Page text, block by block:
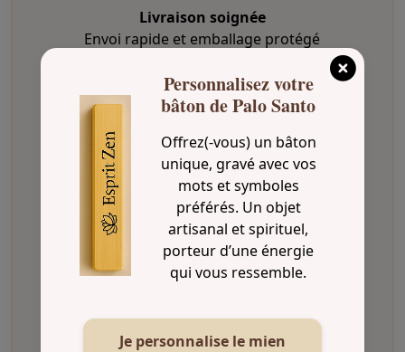
Livraison soignée
Envoi rapide et emballage protégé
Transactions protégées et confidentielles
Service client
Une question ? Nous vous répondons
rapidement
Personnalisez votre
bâton de Palo Santo
Offrez(-vous) un bâton
unique, gravé avec vos
mots et symboles
préférés. Un objet
artisanal et spirituel,
porteur d’une énergie
qui vous ressemble.
Je personnalise le mien